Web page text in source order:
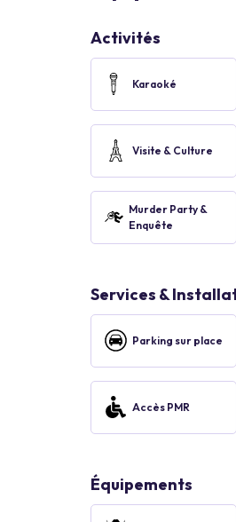
Activités
Karaoké
Visite & Culture
Murder Party &
Enquête
Services &
Parking sur place
Accès PMR
Équipements